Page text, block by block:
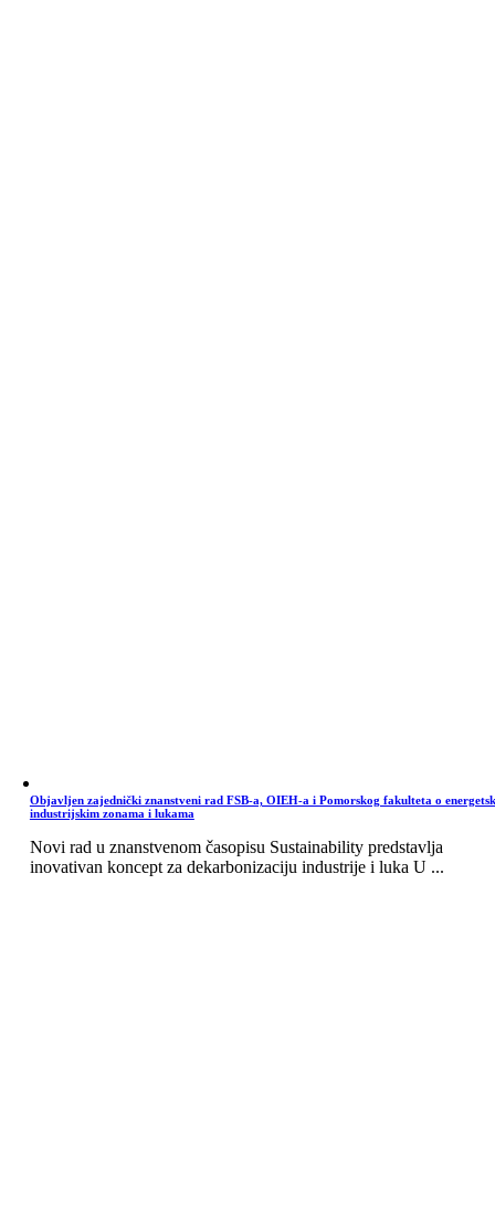
Objavljen zajednički znanstveni rad FSB-a, OIEH-a i Pomorskog fakulteta o
industrijskim zonama i lukama
Novi rad u znanstvenom časopisu Sustainability predstavlja
inovativan koncept za dekarbonizaciju industrije i luka U ...